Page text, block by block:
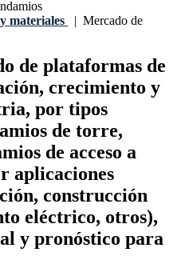
materiales | Mercado de
de plataformas de
crecimiento y
por tipos
de torre,
de acceso a
aplicaciones
construcción
eléctrico, otros),
y pronóstico para